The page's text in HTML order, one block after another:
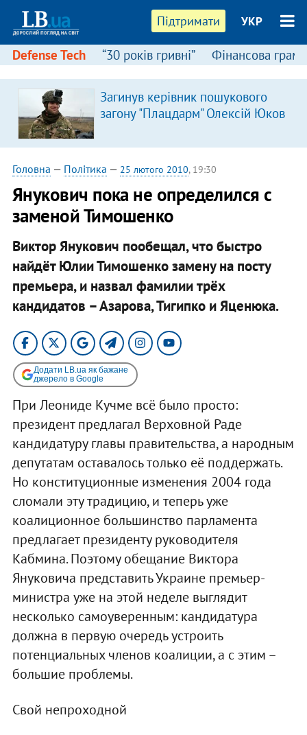
Підтримати УКР
Defense Tech “30 років гривні” Фінансова
Загинув керівник пошукового
загону "Плацдарм" Олексій Юков
Головна — Політика — 25 лютого 2010, 19:30
Янукович пока не определился с
заменой Тимошенко
Виктор Янукович пообещал, что быстро
найдёт Юлии Тимошенко замену на посту
премьера, и назвал фамилии трёх
кандидатов – Азарова, Тигипко и Яценюка.
Додати LB.ua як бажане
джерело в Google
При Леониде Кучме всё было просто:
президент предлагал Верховной Раде
кандидатуру главы правительства, а народным
депутатам оставалось только её поддержать.
Но конституционные изменения 2004 года
сломали эту традицию, и теперь уже
коалиционное большинство парламента
предлагает президенту руководителя
Кабмина. Поэтому обещание Виктора
Януковича представить Украине премьер-
министра уже на этой неделе выглядит
несколько самоуверенным: кандидатура
должна в первую очередь устроить
потенциальных членов коалиции, а с этим –
большие проблемы.
Свой непроходной